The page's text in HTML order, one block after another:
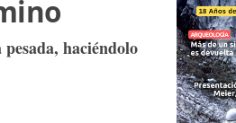
camino
mochila pesada, haciéndolo